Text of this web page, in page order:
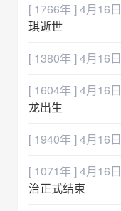
[ 1766年 ] 4月16日
琪逝世
[ 1380年 ] 4月16日
[ 1604年 ] 4月16日
龙出生
[ 1940年 ] 4月16日
[ 1071年 ] 4月16日
治正式结束